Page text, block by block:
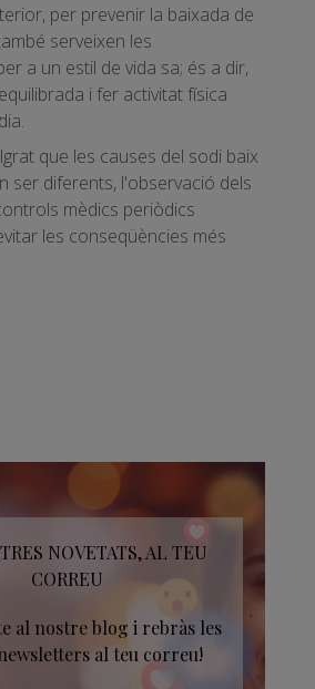
per prevenir la baixada de
serveixen les
a un estil de vida sa; és a dir,
i fer activitat física
que les causes del sodi baix
ser diferents, l'observació dels
mèdics periòdics
les conseqüències més
NOVETATS, AL TEU
CORREU
al nostre blog i rebràs les
al teu correu!